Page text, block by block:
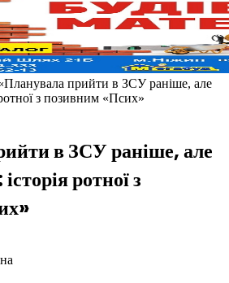
прийти в ЗСУ раніше, але
з позивним «Псих»
в ЗСУ раніше, але
ротної з